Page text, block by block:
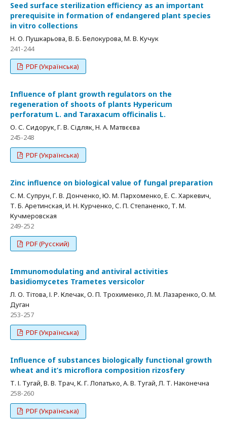
Seed surface sterilization efficiency as an important
prerequisite in formation of endangered plant species
in vitro collections
Н. О. Пушкарьова, В. Б. Белокурова, М. В. Кучук
241-244
PDF (Українська)
Influence of plant growth regulators on the
regeneration of shoots of plants Hypericum
perforatum L. and Taraxacum officinalis L.
О. С. Сидорук, Г. В. Сідляк, Н. А. Матвєєва
245-248
PDF (Українська)
Zinc influence on biological value of fungal preparation
С. М. Супрун, Г. В. Донченко, Ю. М. Пархоменко, Е. С. Харкевич,
Т. Б. Аретинская, И. Н. Курченко, С. П. Cтепаненко, Т. М.
Кучмеровская
249-252
PDF (Русский)
Immunomodulating and antiviral activities
basidiomycetes Trametes versicolor
Л. О. Тітова, І. Р. Клечак, О. П. Трохименко, Л. М. Лазаренко, О. М.
Дуган
253-257
PDF (Українська)
Influence of substances biologically functional growth
wheat and it’s microflora composition rizosfery
Т. І. Тугай, В. В. Трач, К. Г. Лопатько, А. В. Тугай, Л. Т. Наконечна
258-260
PDF (Українська)